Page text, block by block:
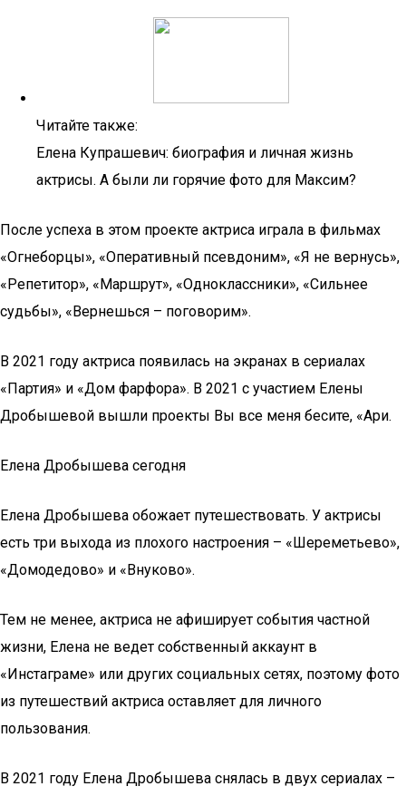
Читайте также:
Елена Купрашевич: биография и личная жизнь
актрисы. А были ли горячие фото для Максим?
После успеха в этом проекте актриса играла в фильмах
«Огнеборцы», «Оперативный псевдоним», «Я не вернусь»,
«Репетитор», «Маршрут», «Одноклассники», «Сильнее
судьбы», «Вернешься – поговорим».
В 2021 году актриса появилась на экранах в сериалах
«Партия» и «Дом фарфора». В 2021 с участием Елены
Дробышевой вышли проекты Вы все меня бесите, «Ари.
Елена Дробышева сегодня
Елена Дробышева обожает путешествовать. У актрисы
есть три выхода из плохого настроения – «Шереметьево»,
«Домодедово» и «Внуково».
Тем не менее, актриса не афиширует события частной
жизни, Елена не ведет собственный аккаунт в
«Инстаграме» или других социальных сетях, поэтому фото
из путешествий актриса оставляет для личного
пользования.
В 2021 году Елена Дробышева снялась в двух сериалах –